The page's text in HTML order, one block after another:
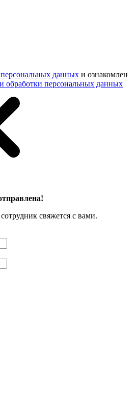
персональных данных и ознакомлен
обработки персональных данных
свяжется с вами.